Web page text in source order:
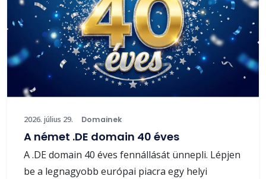
2026. július 29. Domainek
A német .DE domain 40 éves
A .DE domain 40 éves fennállását ünnepli. Lépjen
be a legnagyobb európai piacra egy helyi